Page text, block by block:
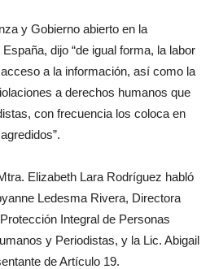
y Gobierno abierto en la
dijo “de igual forma, la labor
a la información, así como la
a derechos humanos que
con frecuencia los coloca en
Elizabeth Lara Rodríguez habló
Ledesma Rivera, Directora
Integral de Personas
y Periodistas, y la Lic. Abigail
de Artículo 19.